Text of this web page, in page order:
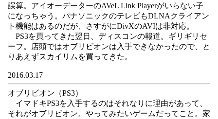
誤算。アイオーデーターのAVeL Link Playerがいらない子
になっちゃう。パナソニックのテレビもDLNAクライアン
ト機能はあるのだが、さすがにDivXのAVIは非対応。
PS3を買ってきた翌日、ディスコンの報道。ギリギリセ
ーフ。店頭ではオブリビオンは入手できなかったので、と
りあえずスカイリムを買ってきた。
2016.03.17
オブリビオン（PS3）
イマドキPS3を入手するのはそれなりに理由があって、
それがオブリビオン。やってみたいゲームだってこと。家